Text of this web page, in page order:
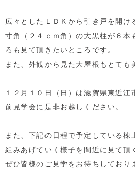
広々としたＬＤＫから引き戸を開け
寸角（２４ｃｍ角）の大黒柱が６本
ろも見て頂きたいところです。
また、外観から見た大屋根もとても
１２月１０日（日）は滋賀県東近江
前見学会に是非お越しください。
また、下記の日程で予定している棟
組みあげていく様子を間近に見て頂
ぜひ皆様のご見学をお待ちしており